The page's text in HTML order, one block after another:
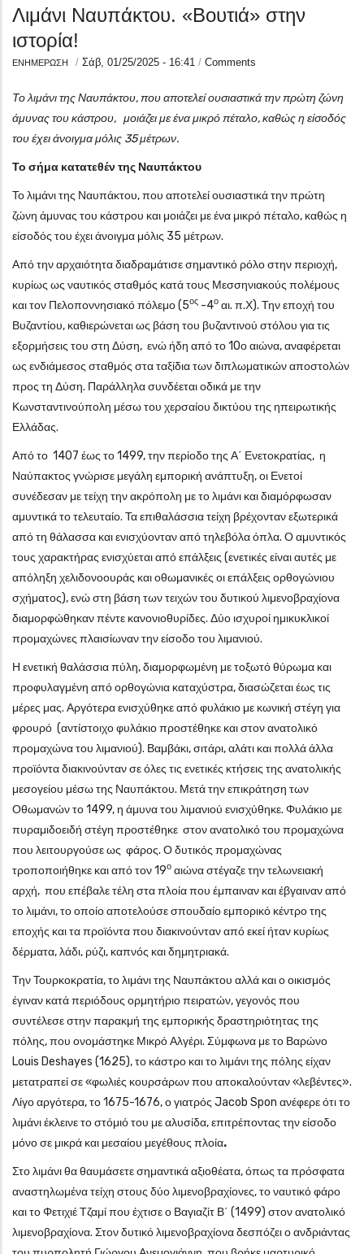
Λιμάνι Ναυπάκτου. «Βουτιά» στην
ιστορία!
ΕΝΗΜΕΡΩΣΗ / Σάβ, 01/25/2025 - 16:41 / Comments
Το λιμάνι της Ναυπάκτου, που αποτελεί ουσιαστικά την πρώτη ζώνη
άμυνας του κάστρου, μοιάζει με ένα μικρό πέταλο, καθώς η είσοδός
του έχει άνοιγμα μόλις 35 μέτρων.
Το σήμα κατατεθέν της Ναυπάκτου
Το λιμάνι της Ναυπάκτου, που αποτελεί ουσιαστικά την πρώτη
ζώνη άμυνας του κάστρου και μοιάζει με ένα μικρό πέταλο, καθώς η
είσοδός του έχει άνοιγμα μόλις 35 μέτρων.
Από την αρχαιότητα διαδραμάτισε σημαντικό ρόλο στην περιοχή,
κυρίως ως ναυτικός σταθμός κατά τους Μεσσηνιακούς πολέμους
και τον Πελοποννησιακό πόλεμο (5ος -4ο αι. π.Χ). Την εποχή του
Βυζαντίου, καθιερώνεται ως βάση του βυζαντινού στόλου για τις
εξορμήσεις του στη Δύση, ενώ ήδη από το 10ο αιώνα, αναφέρεται
ως ενδιάμεσος σταθμός στα ταξίδια των διπλωματικών αποστολών
προς τη Δύση. Παράλληλα συνδέεται οδικά με την
Κωνσταντινούπολη μέσω του χερσαίου δικτύου της ηπειρωτικής
Ελλάδας.
Από το 1407 έως το 1499, την περίοδο της Α΄ Ενετοκρατίας, η
Ναύπακτος γνώρισε μεγάλη εμπορική ανάπτυξη, οι Ενετοί
συνέδεσαν με τείχη την ακρόπολη με το λιμάνι και διαμόρφωσαν
αμυντικά το τελευταίο. Τα επιθαλάσσια τείχη βρέχονταν εξωτερικά
από τη θάλασσα και ενισχύονταν από τηλεβόλα όπλα. Ο αμυντικός
τους χαρακτήρας ενισχύεται από επάλξεις (ενετικές είναι αυτές με
απόληξη χελιδονοουράς και οθωμανικές οι επάλξεις ορθογώνιου
σχήματος), ενώ στη βάση των τειχών του δυτικού λιμενοβραχίονα
διαμορφώθηκαν πέντε κανονιοθυρίδες. Δύο ισχυροί ημικυκλικοί
προμαχώνες πλαισίωναν την είσοδο του λιμανιού.
Η ενετική θαλάσσια πύλη, διαμορφωμένη με τοξωτό θύρωμα και
προφυλαγμένη από ορθογώνια καταχύστρα, διασώζεται έως τις
μέρες μας. Αργότερα ενισχύθηκε από φυλάκιο με κωνική στέγη για
φρουρό (αντίστοιχο φυλάκιο προστέθηκε και στον ανατολικό
προμαχώνα του λιμανιού). Βαμβάκι, σιτάρι, αλάτι και πολλά άλλα
προϊόντα διακινούνταν σε όλες τις ενετικές κτήσεις της ανατολικής
μεσογείου μέσω της Ναυπάκτου. Μετά την επικράτηση των
Οθωμανών το 1499, η άμυνα του λιμανιού ενισχύθηκε. Φυλάκιο με
πυραμιδοειδή στέγη προστέθηκε στον ανατολικό του προμαχώνα
που λειτουργούσε ως φάρος. Ο δυτικός προμαχώνας
τροποποιήθηκε και από τον 19ο αιώνα στέγαζε την τελωνειακή
αρχή, που επέβαλε τέλη στα πλοία που έμπαιναν και έβγαιναν από
το λιμάνι, το οποίο αποτελούσε σπουδαίο εμπορικό κέντρο της
εποχής και τα προϊόντα που διακινούνταν από εκεί ήταν κυρίως
δέρματα, λάδι, ρύζι, καπνός και δημητριακά.
Την Τουρκοκρατία, το λιμάνι της Ναυπάκτου αλλά και ο οικισμός
έγιναν κατά περιόδους ορμητήριο πειρατών, γεγονός που
συντέλεσε στην παρακμή της εμπορικής δραστηριότητας της
πόλης, που ονομάστηκε Μικρό Αλγέρι. Σύμφωνα με το Βαρώνο
Louis Deshayes (1625), το κάστρο και το λιμάνι της πόλης είχαν
μετατραπεί σε «φωλιές κουρσάρων που αποκαλούνταν «λεβέντες».
Λίγο αργότερα, το 1675-1676, ο γιατρός Jacob Spon ανέφερε ότι το
λιμάνι έκλεινε το στόμιό του με αλυσίδα, επιτρέποντας την είσοδο
μόνο σε μικρά και μεσαίου μεγέθους πλοία.
Στο λιμάνι θα θαυμάσετε σημαντικά αξιοθέατα, όπως τα πρόσφατα
αναστηλωμένα τείχη στους δύο λιμενοβραχίονες, το ναυτικό φάρο
και το Φετιχιέ Τζαμί που έχτισε ο Βαγιαζίτ Β΄ (1499) στον ανατολικό
λιμενοβραχίονα. Στον δυτικό λιμενοβραχίονα δεσπόζει ο ανδριάντας